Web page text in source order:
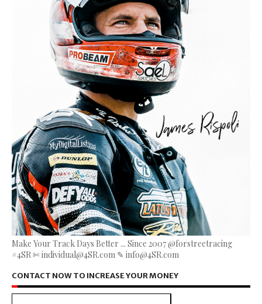
Make Your Track Days Better ... Since 2007 @forstreetracing
#4SR ✄ individual@4SR.com ✎ info@4SR.com
CONTACT NOW TO INCREASE YOUR MONEY